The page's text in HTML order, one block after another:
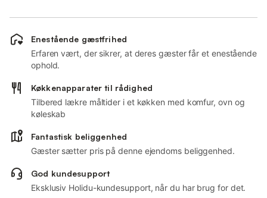
Enestående gæstfrihed
Erfaren vært, der sikrer, at deres gæster får et enestående
ophold.
Køkkenapparater til rådighed
Tilbered lækre måltider i et køkken med komfur, ovn og
køleskab
Fantastisk beliggenhed
Gæster sætter pris på denne ejendoms beliggenhed.
God kundesupport
Eksklusiv Holidu-kundesupport, når du har brug for det.